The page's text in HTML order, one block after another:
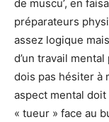
de muscu’, en
préparateurs
assez logique
d’un travail
dois pas hésiter à
aspect mental doit
« tueur » face au